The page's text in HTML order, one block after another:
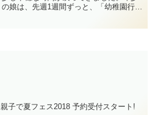
の娘は、先週1週間ずっと、「幼稚園行き
親子で夏フェス2018 予約受付スタート!